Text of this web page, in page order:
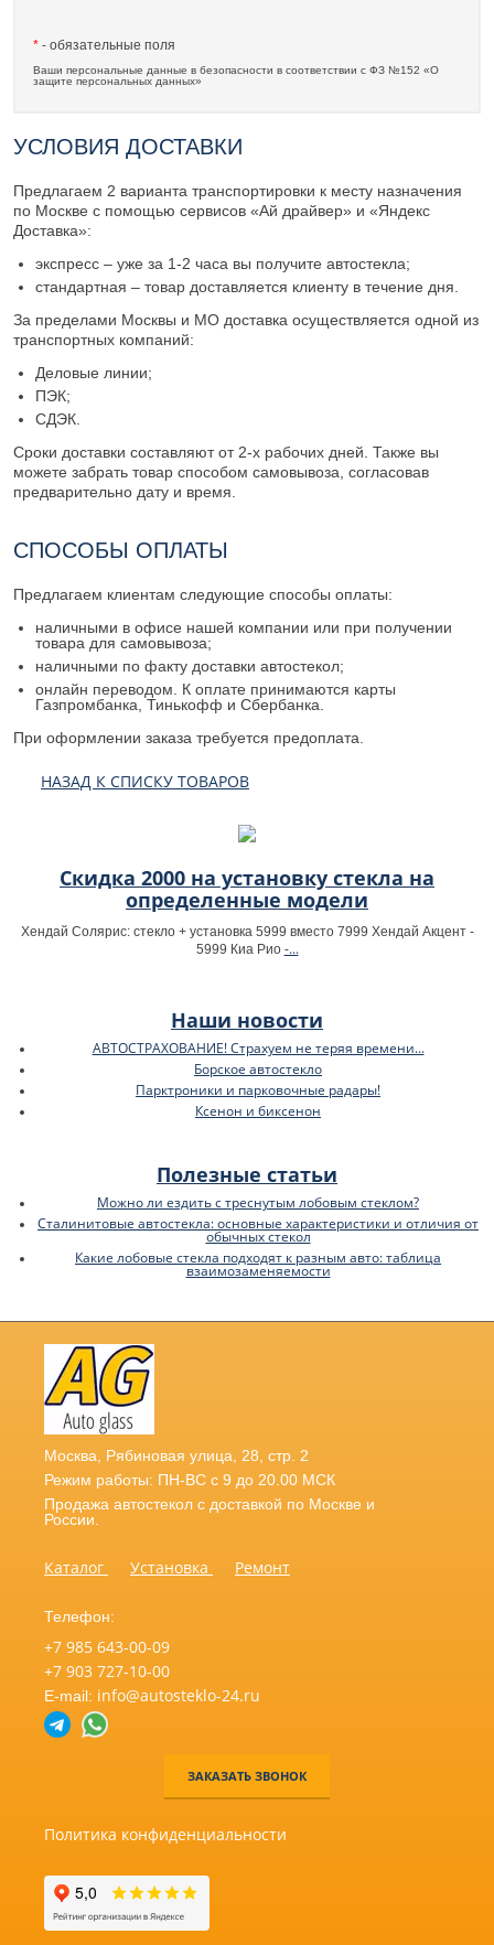
* - обязательные поля
Ваши персональные данные в безопасности в соответствии с ФЗ №152 «О
защите персональных данных»
УСЛОВИЯ ДОСТАВКИ
Предлагаем 2 варианта транспортировки к месту назначения
по Москве с помощью сервисов «Ай драйвер» и «Яндекс
Доставка»:
экспресс – уже за 1-2 часа вы получите автостекла;
стандартная – товар доставляется клиенту в течение дня.
За пределами Москвы и МО доставка осуществляется одной из
транспортных компаний:
Деловые линии;
ПЭК;
СДЭК.
Сроки доставки составляют от 2-х рабочих дней. Также вы
можете забрать товар способом самовывоза, согласовав
предварительно дату и время.
СПОСОБЫ ОПЛАТЫ
Предлагаем клиентам следующие способы оплаты:
наличными в офисе нашей компании или при получении
товара для самовывоза;
наличными по факту доставки автостекол;
онлайн переводом. К оплате принимаются карты
Газпромбанка, Тинькофф и Сбербанка.
При оформлении заказа требуется предоплата.
НАЗАД К СПИСКУ ТОВАРОВ
Скидка 2000 на установку стекла на
определенные модели
Хендай Солярис: стекло + установка 5999 вместо 7999 Хендай Акцент -
5999 Киа Рио -...
Наши новости
АВТОСТРАХОВАНИЕ! Страхуем не теряя времени...
Борское автостекло
Парктроники и парковочные радары!
Ксенон и биксенон
Полезные статьи
Можно ли ездить с треснутым лобовым стеклом?
Сталинитовые автостекла: основные характеристики и отличия от
обычных стекол
Какие лобовые стекла подходят к разным авто: таблица
взаимозаменяемости
Москва, Рябиновая улица, 28, стр. 2
Режим работы: ПН-ВС с 9 до 20.00 МСК
Продажа автостекол с доставкой по Москве и
России.
Каталог Установка Ремонт
Телефон:
+7 985 643-00-09
+7 903 727-10-00
E-mail: info@autosteklo-24.ru
ЗАКАЗАТЬ ЗВОНОК
Политика конфиденциальности